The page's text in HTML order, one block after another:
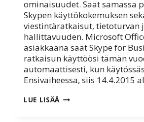
ominaisuudet. Saat samassa
Skypen käyttökokemuksen
viestintäratkaisut, tietoturvan
hallittavuuden. Microsoft
asiakkaana saat Skype for
ratkaisun käyttöösi tämän
automaattisesti, kun
Ensivaiheessa, siis 14.4.2015
LUE LISÄÄ LYNC